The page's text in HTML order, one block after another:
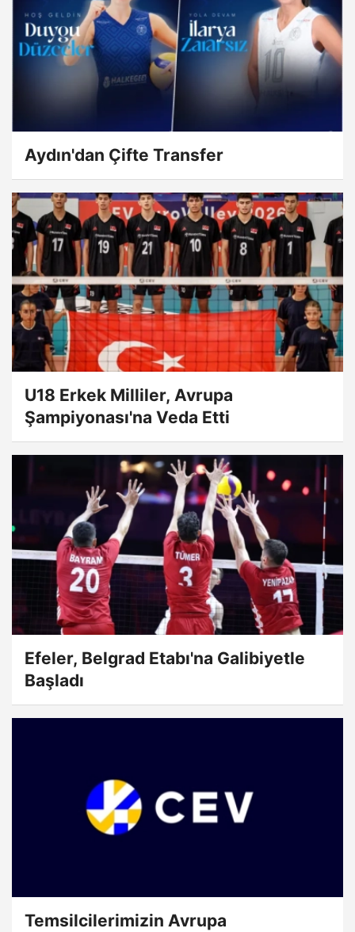
Aydın'dan Çifte Transfer
U18 Erkek Milliler, Avrupa
Şampiyonası'na Veda Etti
Efeler, Belgrad Etabı'na Galibiyetle
Başladı
Temsilcilerimizin Avrupa